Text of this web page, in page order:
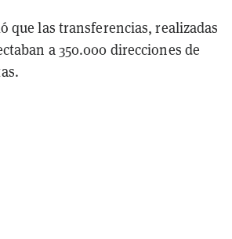
que las transferencias, realizadas
a 350.000 direcciones de